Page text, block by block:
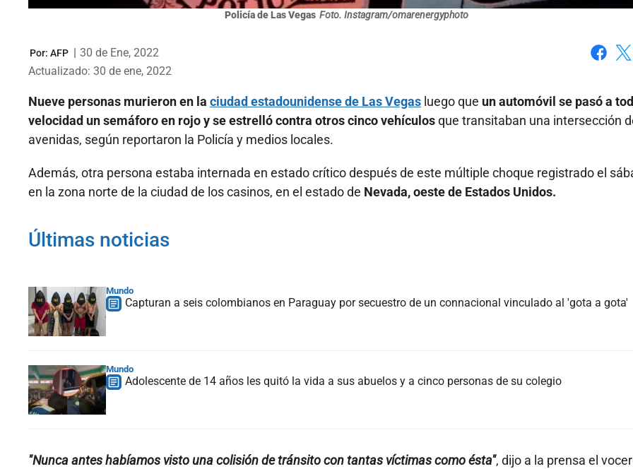
Policía de Las Vegas Foto. Instagram/omarenergyphoto
Por: AFP | 30 de Ene, 2022
Actualizado: 30 de ene, 2022
Nueve personas murieron en la ciudad estadounidense de Las Vegas luego que un automóvil se pasó a
velocidad un semáforo en rojo y se estrelló contra otros cinco vehículosque transitaban una intersección
avenidas, según reportaron la Policía y medios locales.
Además, otra persona estaba internada en estado crítico después de este múltiple choque registrado el
en la zona norte de la ciudad de los casinos, en el estado de Nevada, oeste de Estados Unidos.
Últimas noticias
Mundo
Capturan a seis colombianos en Paraguay por secuestro de un connacional vinculado al 'gota a gota'
Mundo
Adolescente de 14 años les quitó la vida a sus abuelos y a cinco personas de su colegio
"Nunca antes habíamos visto una colisión de tránsito con tantas víctimas como ésta", dijo a la prensa el